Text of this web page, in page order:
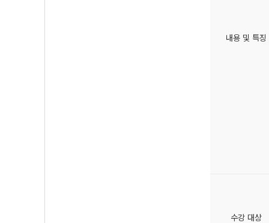
내용 및 특징
수강 대상